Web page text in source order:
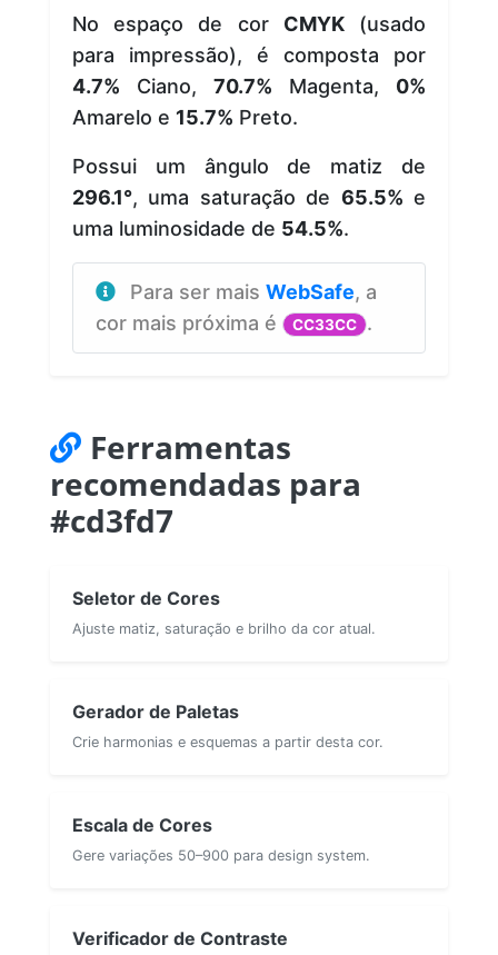
No espaço de cor CMYK(usado
para impressão), é composta por
4.7% Ciano, 70.7% Magenta, 0%
Amarelo e 15.7% Preto.
Possui um ângulo de matiz de
296.1°, uma saturação de 65.5% e
uma luminosidade de 54.5%.
Para ser mais WebSafe, a
cor mais próxima é
CC33CC .
Ferramentas
recomendadas para
#cd3fd7
Seletor de Cores
Ajuste matiz, saturação e brilho da cor atual.
Gerador de Paletas
Crie harmonias e esquemas a partir desta cor.
Escala de Cores
Gere variações 50–900 para design system.
Verificador de Contraste